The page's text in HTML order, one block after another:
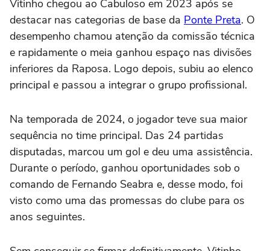
Vitinho chegou ao Cabuloso em 2023 após se
destacar nas categorias de base da Ponte Preta. O
desempenho chamou atenção da comissão técnica
e rapidamente o meia ganhou espaço nas divisões
inferiores da Raposa. Logo depois, subiu ao elenco
principal e passou a integrar o grupo profissional.
Na temporada de 2024, o jogador teve sua maior
sequência no time principal. Das 24 partidas
disputadas, marcou um gol e deu uma assistência.
Durante o período, ganhou oportunidades sob o
comando de Fernando Seabra e, desse modo, foi
visto como uma das promessas do clube para os
anos seguintes.